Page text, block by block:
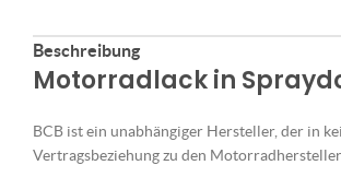
Beschreibung
Motorradlack in
BCB ist ein unabhängiger Hersteller, der in
Vertragsbeziehung zu den